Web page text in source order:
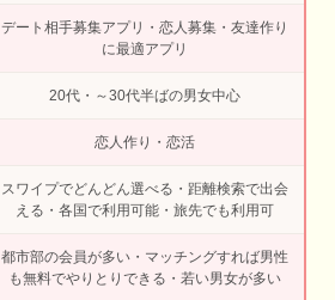
デート相手募集アプリ・恋人募集・友達作り
に最適アプリ
20代・～30代半ばの男女中心
恋人作り・恋活
スワイプでどんどん選べる・距離検索で出会
える・各国で利用可能・旅先でも利用可
都市部の会員が多い・マッチングすれば男性
も無料でやりとりできる・若い男女が多い